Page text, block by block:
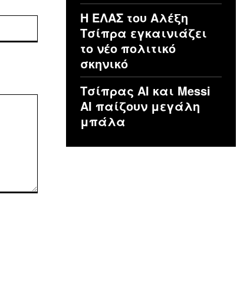
Ιστοσελίδα:Η ΕΛΑΣ του Αλέξη
Τσίπρα εγκαινιάζει
το νέο πολιτικό
σκηνικό
Τσίπρας ΑΙ και Messi
AI παίζουν μεγάλη
μπάλα